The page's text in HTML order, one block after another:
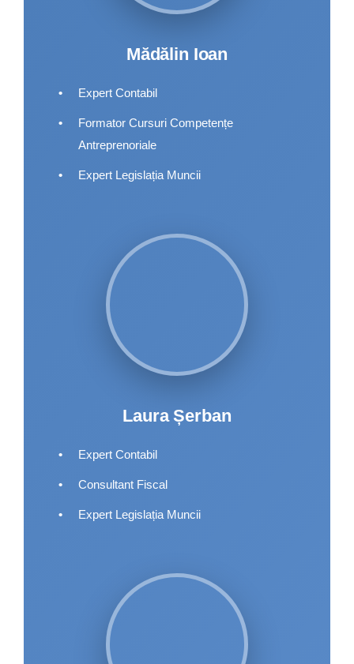
Mădălin Ioan
• Expert Contabil
•
Formator Cursuri Competențe
Antreprenoriale
• Expert Legislația Muncii
Laura Șerban
• Expert Contabil
• Consultant Fiscal
• Expert Legislația Muncii